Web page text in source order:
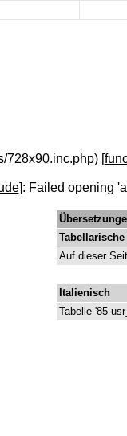
728x90.inc.php) [
]: Failed opening
Auf dieser
Italienisch
Tabelle '85-